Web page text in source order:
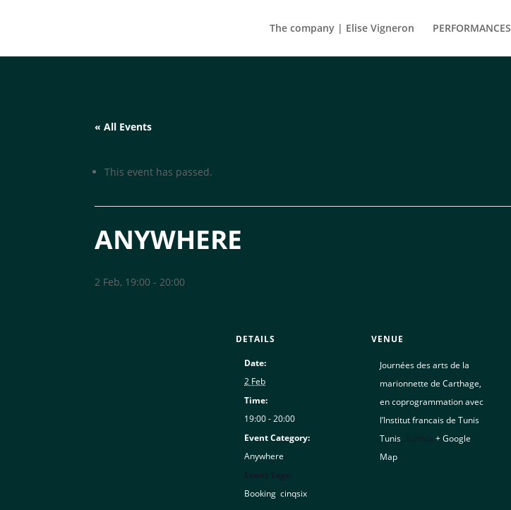
The company | Elise Vigneron PERFORMANCES
« All Events
This event has passed.
ANYWHERE
2 Feb, 19:00 -20:00
DETAILS
Date:
2 Feb
Time:
19:00 - 20:00
Event Category:
Anywhere
Booking ,cinqsix
VENUE
Journées des arts de la
marionnette de Carthage,
en coprogrammation avec
l’Institut francais de Tunis
Tunis
+ Google
Map